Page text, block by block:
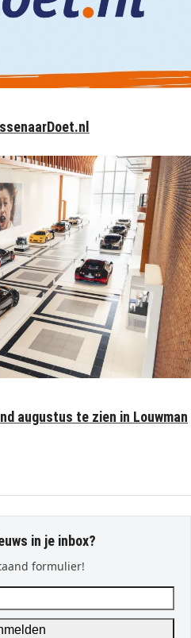
augustus te zien in Louwman
in je inbox?
formulier!